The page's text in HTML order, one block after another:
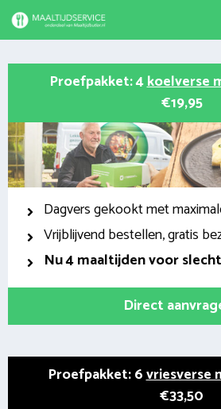
Spring
naar
Proefpakket: 4koelverse
€19,95
Dagvers gekookt met
Vrijblijvend bestellen, gratis
Nu4 maaltijden voor
Direct
Proefpakket: 6vriesverse
€33,50